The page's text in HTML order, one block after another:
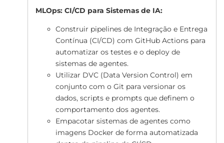
MLOps: CI/CD para Sistemas de IA:
Construir pipelines de Integração e Entrega
Contínua (CI/CD) com GitHub Actions para
automatizar os testes e o deploy de
sistemas de agentes.
Utilizar DVC (Data Version Control) em
conjunto com o Git para versionar os
dados, scripts e prompts que definem o
comportamento dos agentes.
Empacotar sistemas de agentes como
imagens Docker de forma automatizada